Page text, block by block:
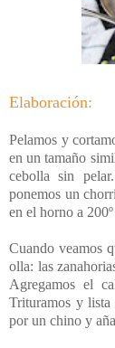
Elaboración:
Pelamos y
en un tamaño
cebolla sin
ponemos un
en el horno a
Cuando veamos
olla: las
Agregamos el
Trituramos y lista
por un chino y